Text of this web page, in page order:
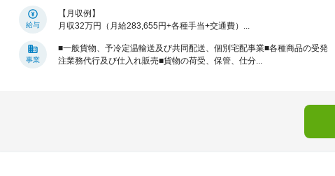
給与
【月収例】
月収32万円（月給283,655円+各種手当+交通費）...
事業
■一般貨物、予冷定温輸送及び共同配送、個別宅配事業■各種商品の受発
注業務代行及び仕入れ販売■貨物の荷受、保管、仕分...